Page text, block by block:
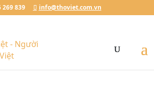
với Thợ Việt0915.269.839
269 839 info@thoviet.com.vn